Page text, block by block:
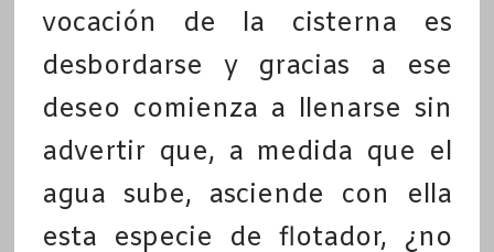
vocación de la cisterna es
desbordarse y gracias a ese
deseo comienza a llenarse sin
advertir que, a medida que el
agua sube, asciende con ella
esta especie de flotador, ¿no